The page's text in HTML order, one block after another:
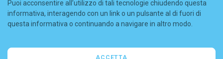
Diritto di recesso
Codice sconto
FAQ
Puoi acconsentire all’utilizzo di tali tecnologie chiudendo questa
informativa, interagendo con un link o un pulsante al di fuori di
questa informativa o continuando a navigare in altro modo.
ACCETTA